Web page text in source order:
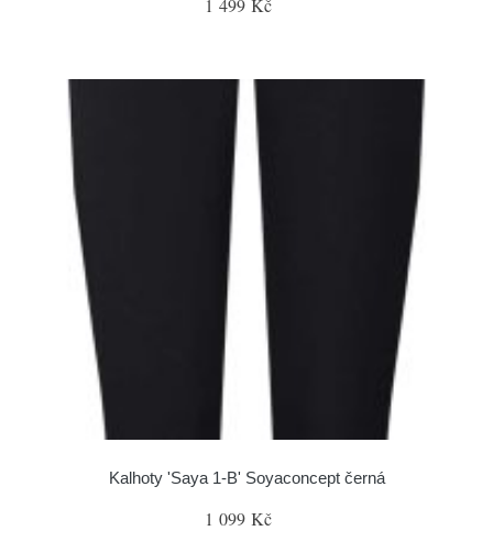
1 499 Kč
Kalhoty 'Saya 1-B' Soyaconcept černá
1 099 Kč